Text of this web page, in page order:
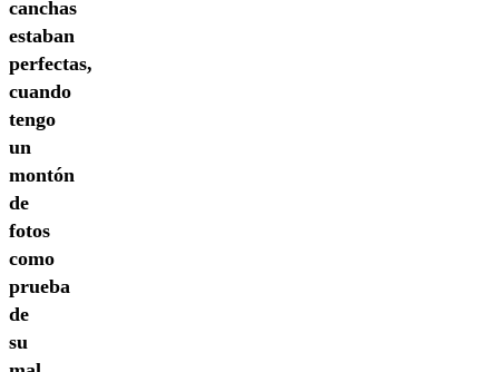
canchas
estaban
perfectas,
cuando
tengo
un
montón
de
fotos
como
prueba
de
su